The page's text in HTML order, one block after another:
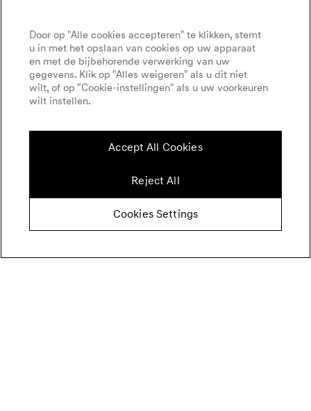
Door op "Alle cookies accepteren" te klikken, stemt
u in met het opslaan van cookies op uw apparaat
en met de bijbehorende verwerking van uw
gegevens. Klik op "Alles weigeren" als u dit niet
wilt, of op "Cookie-instellingen" als u uw voorkeuren
wilt instellen.
Accept All Cookies
Reject All
Cookies Settings